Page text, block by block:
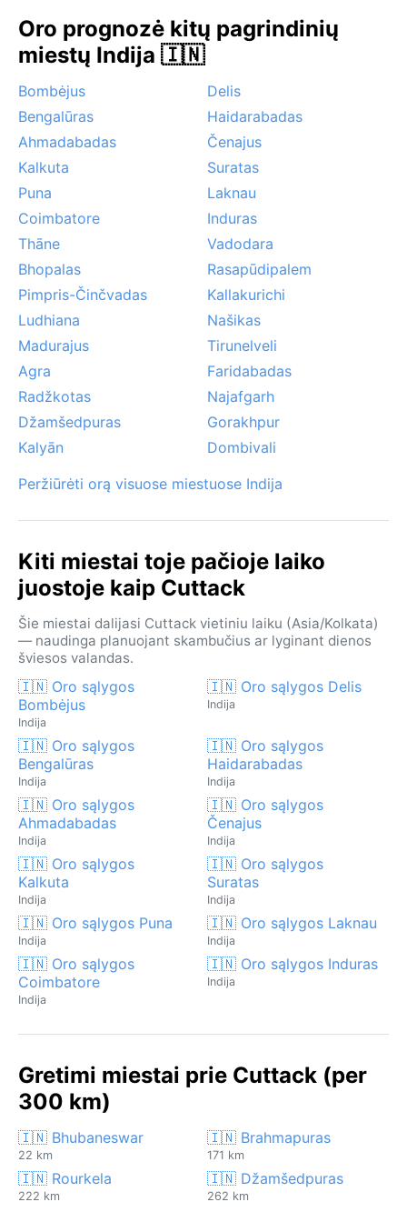
prisitaikę prie šių ritmų – gyvenimas teka pagal
musonų ir ciklonų pulsą, kurį verta pažinti iš arti.
Oro prognozė kitų pagrindinių
miestų Indija 🇮🇳
Bombėjus
Delis
Bengalūras
Haidarabadas
Ahmadabadas
Čenajus
Kalkuta
Suratas
Puna
Laknau
Coimbatore
Induras
Thāne
Vadodara
Bhopalas
Rasapūdipalem
Pimpris-Činčvadas
Kallakurichi
Ludhiana
Našikas
Madurajus
Tirunelveli
Agra
Faridabadas
Radžkotas
Najafgarh
Džamšedpuras
Gorakhpur
Kalyān
Dombivali
Peržiūrėti orą visuose miestuose Indija
Kiti miestai toje pačioje laiko
juostoje kaip Cuttack
Šie miestai dalijasi Cuttack vietiniu laiku (Asia/Kolkata)
— naudinga planuojant skambučius ar lyginant dienos
šviesos valandas.
🇮🇳 Oro sąlygos
Bombėjus
Indija
🇮🇳 Oro sąlygos Delis
Indija
🇮🇳 Oro sąlygos
Bengalūras
Indija
🇮🇳 Oro sąlygos
Haidarabadas
Indija
🇮🇳 Oro sąlygos
Ahmadabadas
Indija
🇮🇳 Oro sąlygos
Čenajus
Indija
🇮🇳 Oro sąlygos
Kalkuta
Indija
🇮🇳 Oro sąlygos
Suratas
Indija
🇮🇳 Oro sąlygos Puna
Indija
🇮🇳 Oro sąlygos Laknau
Indija
🇮🇳 Oro sąlygos
Coimbatore
Indija
🇮🇳 Oro sąlygos Induras
Indija
Gretimi miestai prie Cuttack (per
300 km)
🇮🇳 Bhubaneswar
22 km
🇮🇳 Brahmapuras
171 km
🇮🇳 Rourkela
222 km
🇮🇳 Džamšedpuras
262 km